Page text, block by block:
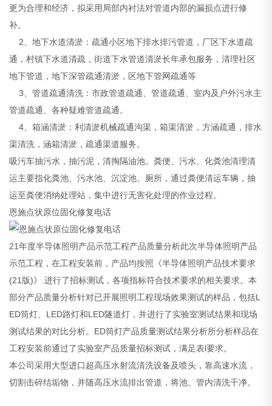
更为合理和经济，拟采用局部内衬法对管道内部的漏损点进行修
补。
2、地下水道清淤：疏通小区地下排水排污管道，厂区下水道疏
通，村镇下水道清疏，街道下水管道清淤长年承包服务，清理社区
地下管道，地下深管疏通清淤，区地下管网疏通等
3、管道疏通清洗：市政管道疏通、管道疏通、室内及户外污水主
管道疏通、各种疑难管道疏通。
4、箱涵清淤：利清淤机械疏通沟渠，箱渠清淤，方涵疏通，排水
渠清洗，涵箱清淤，疏通渠道服务。
吸污车抽污水，抽污泥，清掏隔油池。粪便、污水、化粪池清理清
运主要指化粪池、污水池、沉淀池、厕所，通过粪便清运车辆，抽
运至粪便消纳处理站，集中进行无害化处理的作业过程。
恩施点状原位固化修复电话
21年度半导体照明产品示范工程产品质量分析此次半导体照明产品
示范工程，在工程安装前，产品均按照《半导体照明产品技术要求
(21版)》.进行了招标测试，各项指标符合技术要求的相关要求。本
部分产品质量分析针对已开展照明工程现场效果测试的样品，包括L
ED筒灯、LED路灯和LED隧道灯，并进行了实验室测试结果和现场
测试结果的对比分析。ED筒灯产品质量测试结果分析所分析样品在
工程安装前通过了实验室产品质量招标测试，满足表l要求。
本公司采用大型进口超高压水射流清洗设备及喷头，靠高速水流，
切割击碎结垢物，并随高压水流排出管道，将池、管内清洗干净。